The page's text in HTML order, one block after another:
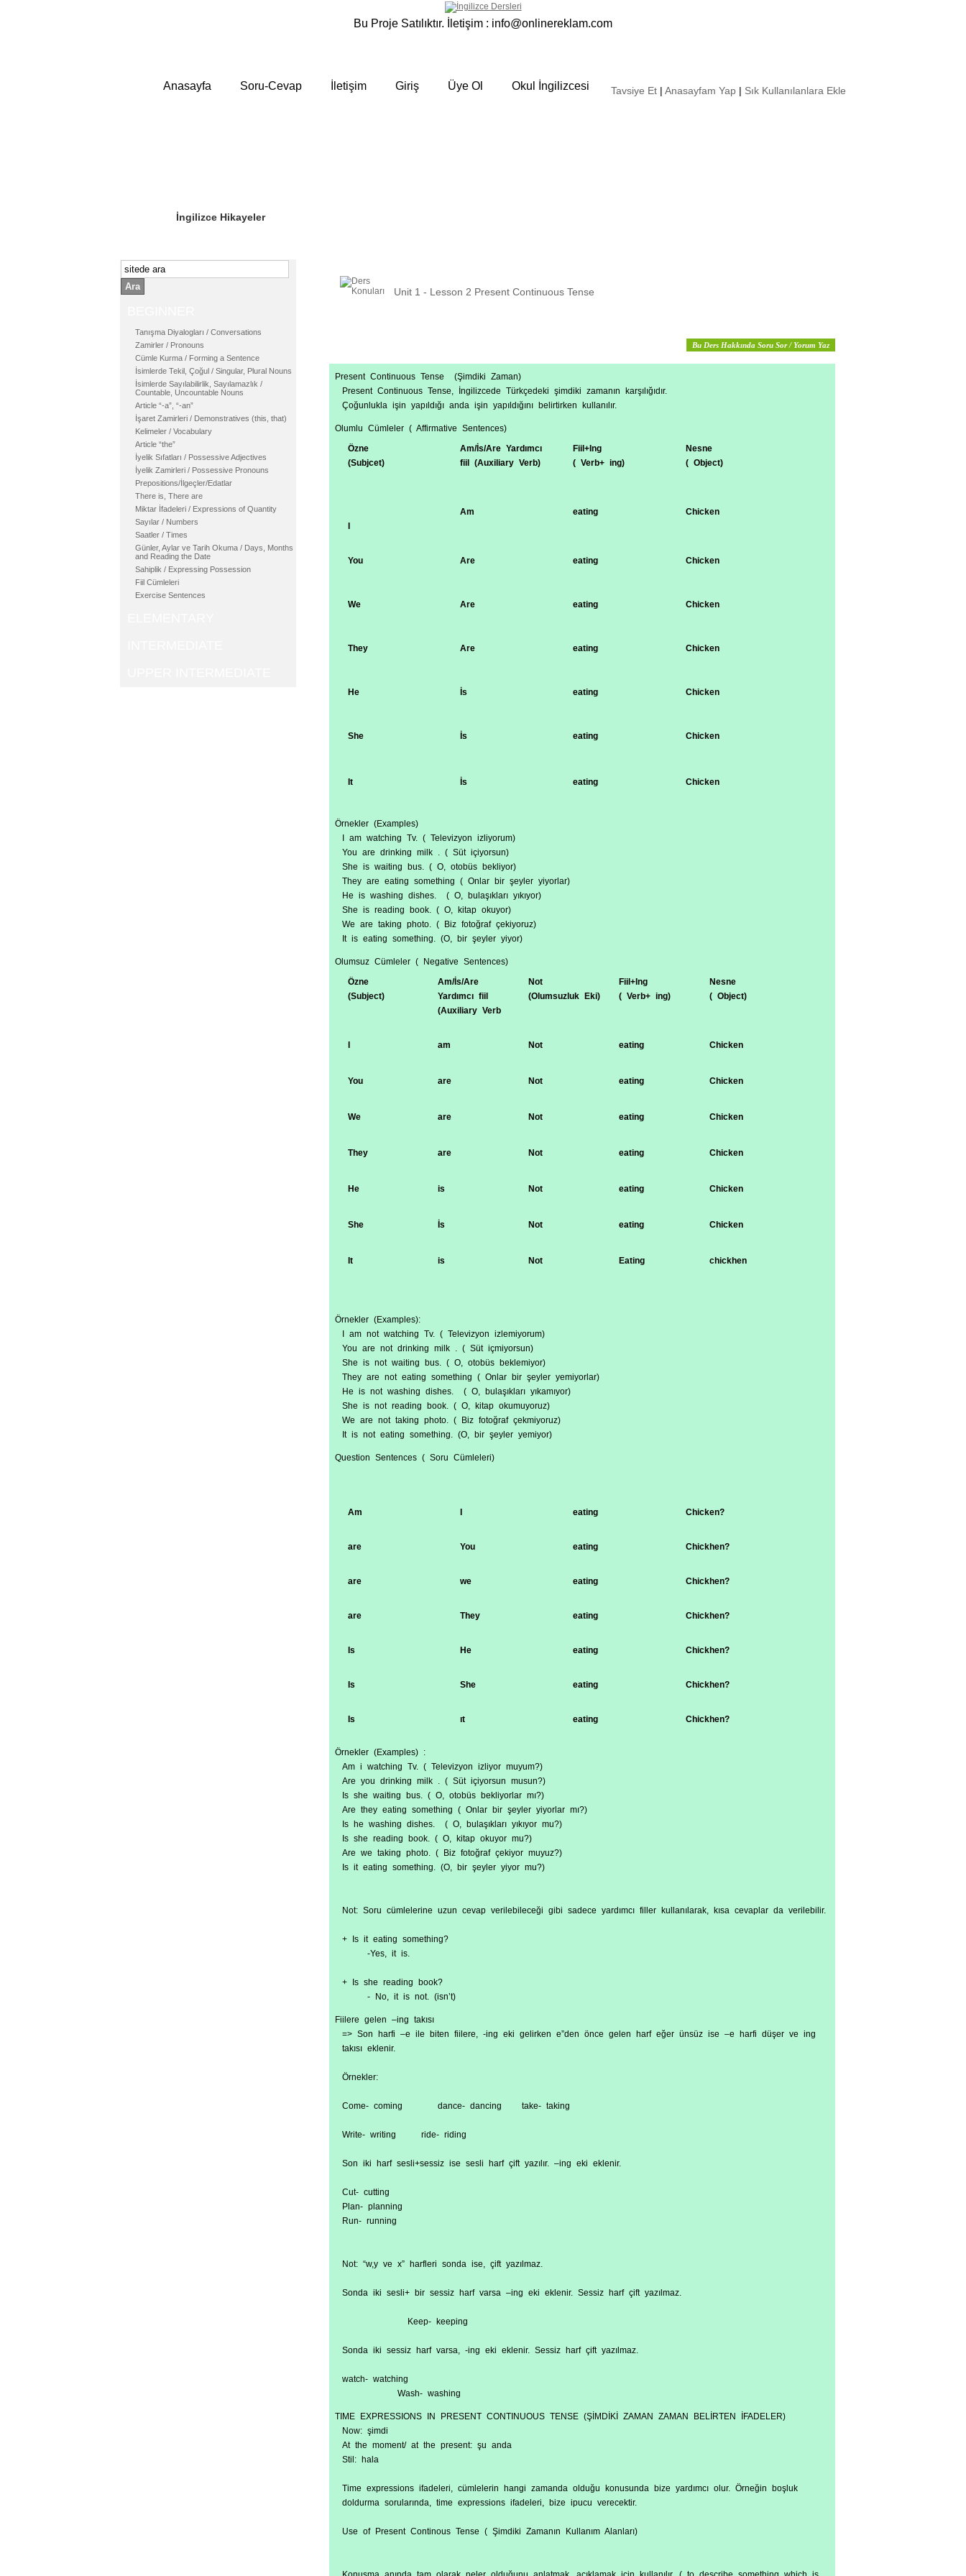
Bu Proje Satılıktır. İletişim : info@onlinereklam.com
Anasayfa Soru-Cevap İletişim Giriş Üye Ol Okul İngilizcesi Tavsiye Et | Anasayfam Yap | Sık Kullanılanlara Ekle
İngilizce Hikayeler
Ara
Tanışma Diyalogları / Conversations
Zamirler / Pronouns
Cümle Kurma / Forming a Sentence
İsimlerde Tekil, Çoğul / Singular, Plural Nouns
İsimlerde Sayılabilirlik, Sayılamazlık /
Countable, Uncountable Nouns
Article “-a”, “-an”
İşaret Zamirleri / Demonstratives (this, that)
Kelimeler / Vocabulary
Article “the”
İyelik Sıfatları / Possessive Adjectives
İyelik Zamirleri / Possessive Pronouns
Prepositions/İlgeçler/Edatlar
There is, There are
Miktar İfadeleri / Expressions of Quantity
Sayılar / Numbers
Saatler / Times
Günler, Aylar ve Tarih Okuma / Days, Months
and Reading the Date
Sahiplik / Expressing Possession
Fiil Cümleleri
Exercise Sentences
Unit 1 - Lesson 2 Present Continuous Tense
Bu Ders Hakkında Soru Sor / Yorum Yaz
Present Continuous Tense (Şimdiki Zaman)
Present Continuous Tense, İngilizcede Türkçedeki şimdiki zamanın karşılığıdır.
Çoğunlukla işin yapıldığı anda işin yapıldığını belirtirken kullanılır.
Olumlu Cümleler ( Affirmative Sentences)
Özne
(Subjcet)
Am/İs/Are Yardımcı
fiil (Auxiliary Verb)
Fiil+Ing
( Verb+ ing)
Nesne
( Object)
Am eating Chicken
You Are eating Chicken
We Are eating Chicken
They Are eating Chicken
He İs eating Chicken
She İs eating Chicken
It İs eating Chicken
Örnekler (Examples)
I am watching Tv. ( Televizyon izliyorum)
You are drinking milk . ( Süt içiyorsun)
She is waiting bus. ( O, otobüs bekliyor)
They are eating something ( Onlar bir şeyler yiyorlar)
He is washing dishes. ( O, bulaşıkları yıkıyor)
She is reading book. ( O, kitap okuyor)
We are taking photo. ( Biz fotoğraf çekiyoruz)
It is eating something. (O, bir şeyler yiyor)
Olumsuz Cümleler ( Negative Sentences)
Özne
(Subject)
Am/İs/Are
Yardımcı fiil
(Auxiliary Verb
Not
(Olumsuzluk Eki)
Fiil+Ing
( Verb+ ing)
Nesne
( Object)
am Not eating Chicken
You are Not eating Chicken
We are Not eating Chicken
They are Not eating Chicken
He is Not eating Chicken
She İs Not eating Chicken
It is Not Eating chickhen
Örnekler (Examples):
I am not watching Tv. ( Televizyon izlemiyorum)
You are not drinking milk . ( Süt içmiyorsun)
She is not waiting bus. ( O, otobüs beklemiyor)
They are not eating something ( Onlar bir şeyler yemiyorlar)
He is not washing dishes. ( O, bulaşıkları yıkamıyor)
She is not reading book. ( O, kitap okumuyoruz)
We are not taking photo. ( Biz fotoğraf çekmiyoruz)
It is not eating something. (O, bir şeyler yemiyor)
Question Sentences ( Soru Cümleleri)
Am eating Chicken?
are You eating Chickhen?
are we eating Chickhen?
are They eating Chickhen?
Is He eating Chickhen?
Is She eating Chickhen?
Is ıt eating Chickhen?
Örnekler (Examples) :
Am i watching Tv. ( Televizyon izliyor muyum?)
Are you drinking milk . ( Süt içiyorsun musun?)
Is she waiting bus. ( O, otobüs bekliyorlar mı?)
Are they eating something ( Onlar bir şeyler yiyorlar mı?)
Is he washing dishes. ( O, bulaşıkları yıkıyor mu?)
Is she reading book. ( O, kitap okuyor mu?)
Are we taking photo. ( Biz fotoğraf çekiyor muyuz?)
Is it eating something. (O, bir şeyler yiyor mu?)
Not: Soru cümlelerine uzun cevap verilebileceği gibi sadece yardımcı filler kullanılarak, kısa cevaplar da verilebilir.
+ Is it eating something?
-Yes, it is.
+ Is she reading book?
- No, it is not. (isn’t)
Fiilere gelen –ing takısı
=> Son harfi –e ile biten fiilere, -ing eki gelirken e”den önce gelen harf eğer ünsüz ise –e harfi düşer ve ing
takısı eklenir.
Örnekler:
Come- coming dance- dancing take- taking
Write- writing ride- riding
Son iki harf sesli+sessiz ise sesli harf çift yazılır. –ing eki eklenir.
Cut- cutting
Plan- planning
Run- running
Not: “w,y ve x” harfleri sonda ise, çift yazılmaz.
Sonda iki sesli+ bir sessiz harf varsa –ing eki eklenir. Sessiz harf çift yazılmaz.
Keep- keeping
Sonda iki sessiz harf varsa, -ing eki eklenir. Sessiz harf çift yazılmaz.
watch- watching
Wash- washing
TIME EXPRESSIONS IN PRESENT CONTINUOUS TENSE (ŞİMDİKİ ZAMAN ZAMAN BELİRTEN İFADELER)
Now: şimdi
At the moment/ at the present: şu anda
Stil: hala
Time expressions ifadeleri, cümlelerin hangi zamanda olduğu konusunda bize yardımcı olur. Örneğin boşluk
doldurma sorularında, time expressions ifadeleri, bize ipucu verecektir.
Use of Present Continous Tense ( Şimdiki Zamanın Kullanım Alanları)